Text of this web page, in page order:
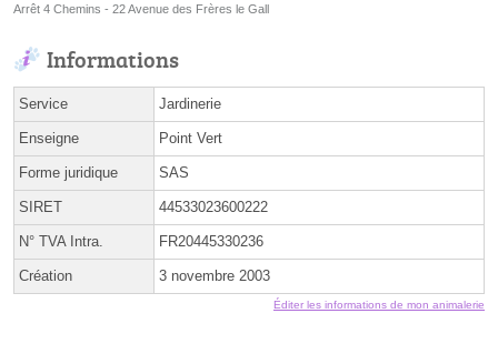
Arrêt 4 Chemins - 22 Avenue des Frères le Gall
Informations
Service Jardinerie
Enseigne Point Vert
Forme juridique SAS
SIRET 44533023600222
N° TVA Intra. FR20445330236
Création 3 novembre 2003
Éditer les informations de mon animalerie